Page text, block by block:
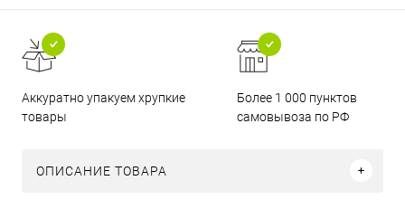
Аккуратно упакуем хрупкие
товары
Более 1 000 пунктов
самовывоза по РФ
ОПИСАНИЕ ТОВАРА